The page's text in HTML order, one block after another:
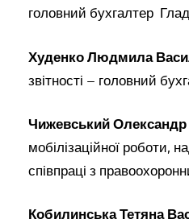
головний бухгалтер
Худенко Людмила
звітності – головний
Чижевський
мобілізаційної роботи,
співпраці з
Кобилинська Тетяна